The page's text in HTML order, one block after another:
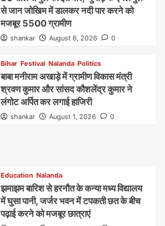
से जान जोखिम में डालकर नदी पार करने को
मजबूर 5500 ग्रामीण
shankar August 6, 2026 0
Bihar Festival Nalanda Politics
बाबा मनीराम अखाड़े में ग्रामीण विकास मंत्री
श्रवण कुमार और सांसद कौशलेंद्र कुमार ने
लंगोट अर्पित कर लगाई हाजिरी
shankar August 1, 2026 0
Education Nalanda
झमाझम बारिश से हरनौत के कन्या मध्य विद्यालय
में घुसा पानी, जर्जर भवन में टपकती छत के बीच
पढ़ाई करने को मजबूर छात्राएं